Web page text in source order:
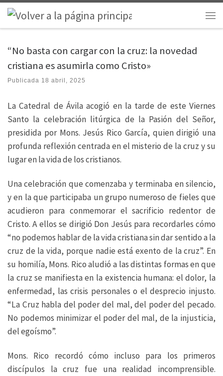
Saltar al contenido
“No basta con cargar con la cruz: la novedad
cristiana es asumirla como Cristo»
Publicada 18 abril, 2025
La Catedral de Ávila acogió en la tarde de este Viernes
Santo la celebración litúrgica de la Pasión del Señor,
presidida por Mons. Jesús Rico García, quien dirigió una
profunda reflexión centrada en el misterio de la cruz y su
lugar en la vida de los cristianos.
Una celebración que comenzaba y terminaba en silencio,
y en la que participaba un grupo numeroso de fieles que
acudieron para conmemorar el sacrificio redentor de
Cristo. A ellos se dirigió Don Jesús para recordarles cómo
“no podemos hablar de la vida cristiana sin dar sentido a la
cruz de la vida, porque nadie está exento de la cruz”. En
su homilía, Mons. Rico aludió a las distintas formas en que
la cruz se manifiesta en la existencia humana: el dolor, la
enfermedad, las crisis personales o el desprecio injusto.
“La Cruz habla del poder del mal, del poder del pecado.
No podemos minimizar el poder del mal, de la injusticia,
del egoísmo”.
Mons. Rico recordó cómo incluso para los primeros
discípulos la cruz fue una realidad incomprensible.